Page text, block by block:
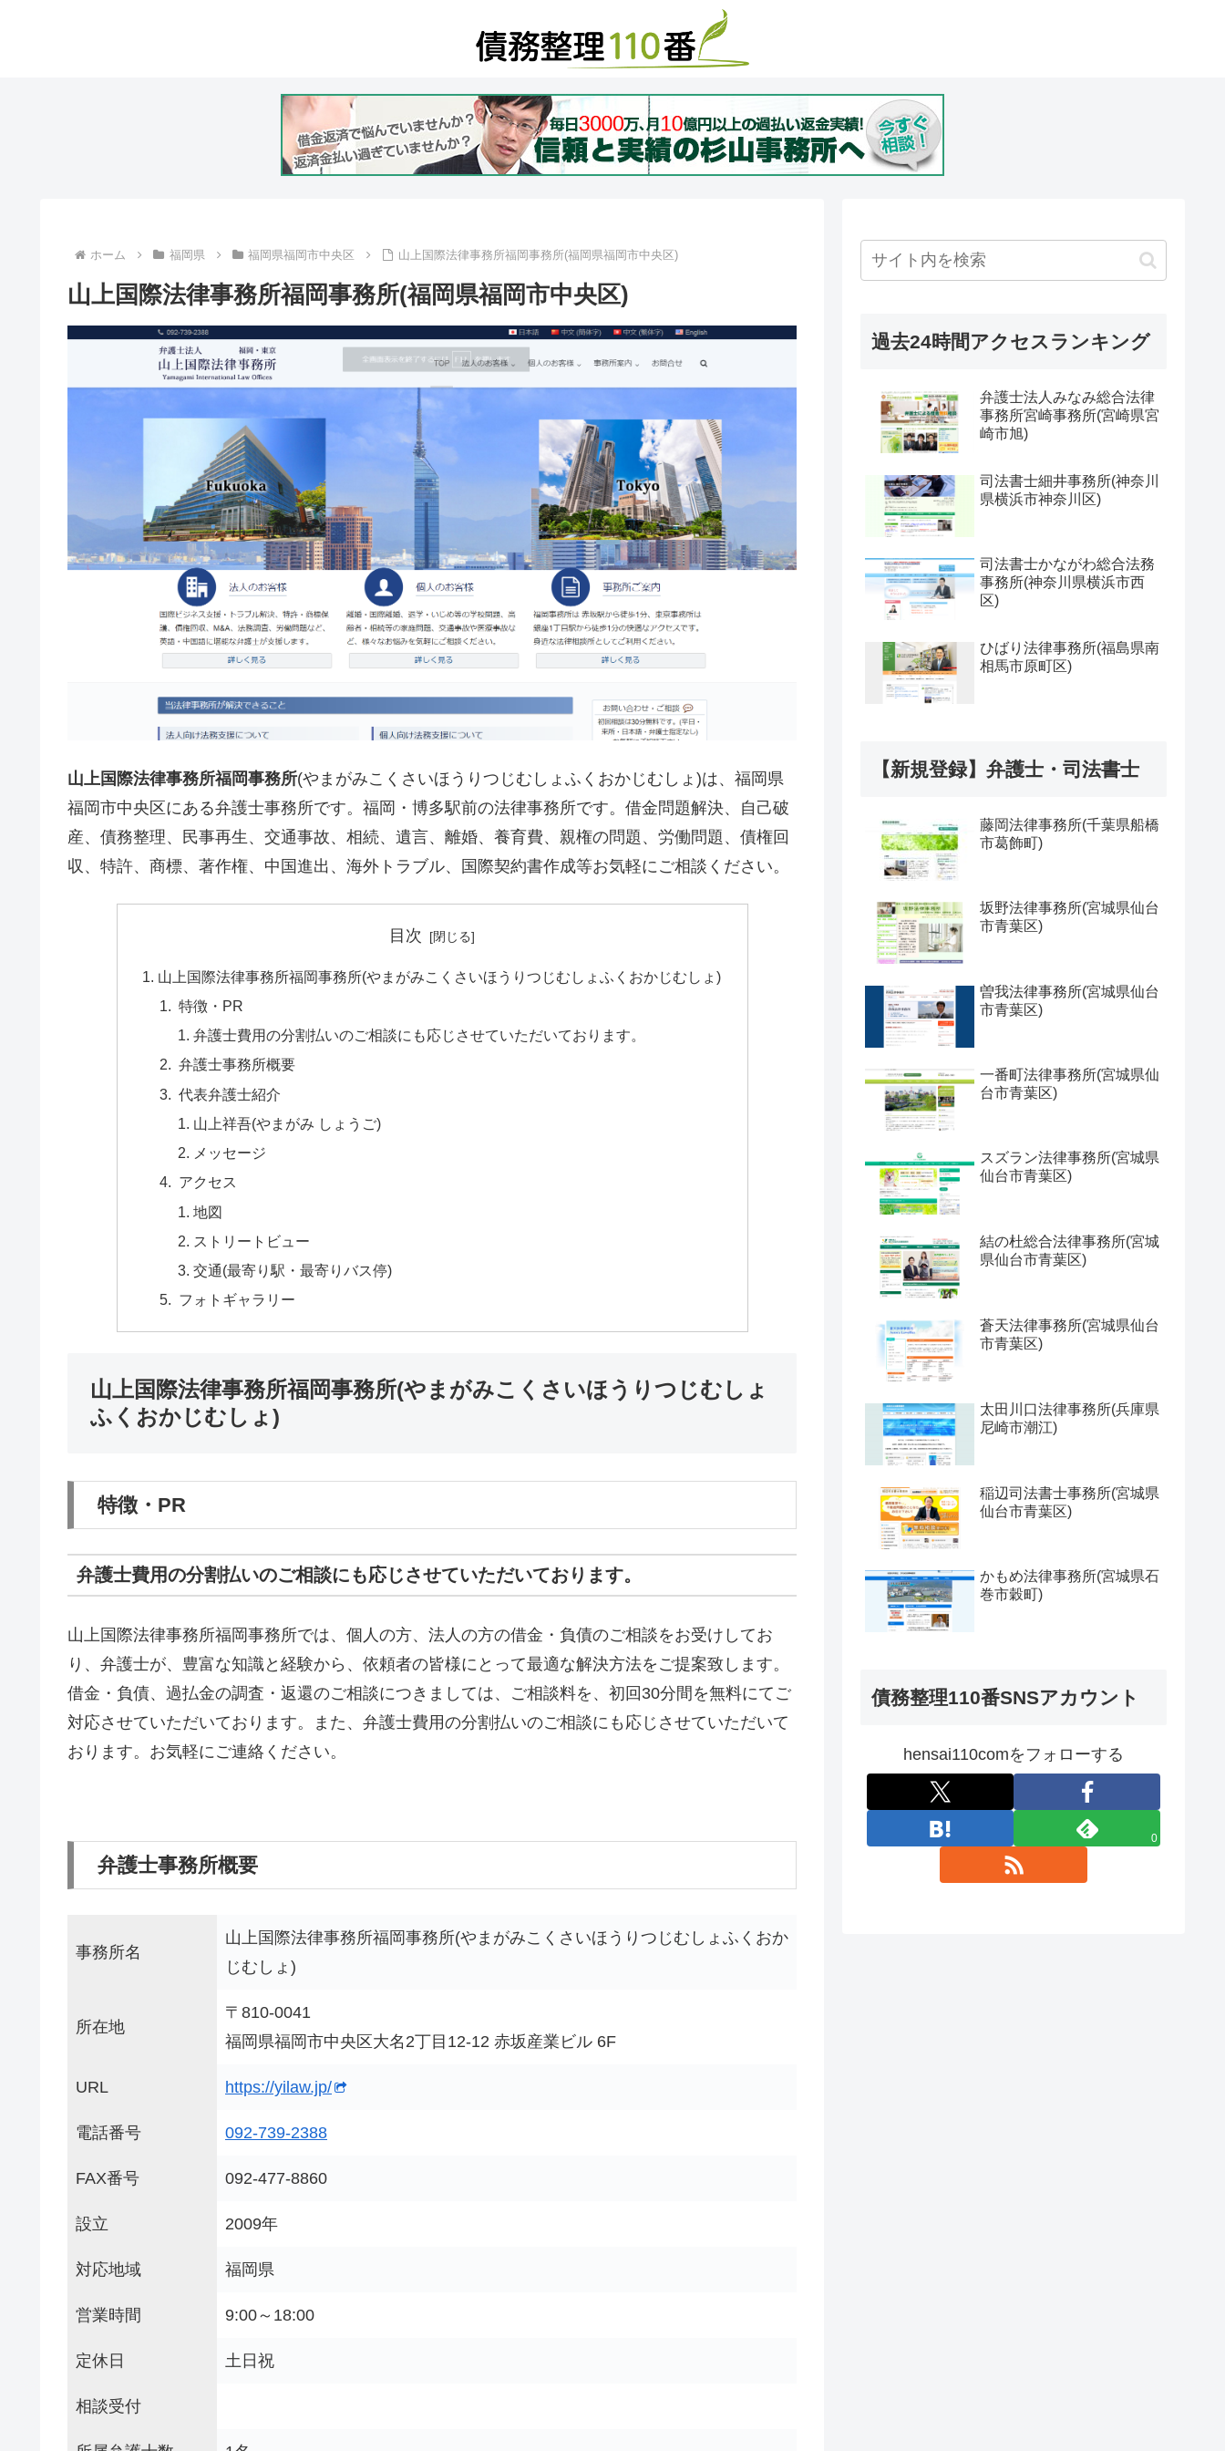
ホーム 福岡県 福岡県福岡市中央区 山上国際法律事務所福岡事務所(福岡県福岡市中央区)
山上国際法律事務所福岡事務所(福岡県福岡市中央区)
山上国際法律事務所福岡事務所(やまがみこくさいほうりつじむしょふくおかじむしょ)は、福岡県
福岡市中央区にある弁護士事務所です。福岡・博多駅前の法律事務所です。借金問題解決、自己破
産、債務整理、民事再生、交通事故、相続、遺言、離婚、養育費、親権の問題、労働問題、債権回
収、特許、商標、著作権、中国進出、海外トラブル、国際契約書作成等お気軽にご相談ください。
目次
山上国際法律事務所福岡事務所(やまがみこくさいほうりつじむしょふくおかじむしょ)
特徴・PR
弁護士費用の分割払いのご相談にも応じさせていただいております。
弁護士事務所概要
代表弁護士紹介
山上祥吾(やまがみ しょうご)
メッセージ
アクセス
地図
ストリートビュー
交通(最寄り駅・最寄りバス停)
フォトギャラリー
山上国際法律事務所福岡事務所(やまがみこくさいほうりつじむしょ
ふくおかじむしょ)
特徴・PR
弁護士費用の分割払いのご相談にも応じさせていただいております。
山上国際法律事務所福岡事務所では、個人の方、法人の方の借金・負債のご相談をお受けしてお
り、弁護士が、豊富な知識と経験から、依頼者の皆様にとって最適な解決方法をご提案致します。
借金・負債、過払金の調査・返還のご相談につきましては、ご相談料を、初回30分間を無料にてご
対応させていただいております。また、弁護士費用の分割払いのご相談にも応じさせていただいて
おります。お気軽にご連絡ください。
弁護士事務所概要
事務所名
山上国際法律事務所福岡事務所(やまがみこくさいほうりつじむしょふくおか
じむしょ)
所在地
〒810-0041
福岡県福岡市中央区大名2丁目12-12 赤坂産業ビル 6F
URL https://yilaw.jp/
電話番号 092-739-2388
FAX番号 092-477-8860
設立 2009年
対応地域 福岡県
営業時間 9:00～18:00
定休日 土日祝
相談受付
過去24時間アクセスランキング
弁護士法人みなみ総合法律
事務所宮崎事務所(宮崎県宮
崎市旭)
司法書士細井事務所(神奈川
県横浜市神奈川区)
司法書士かながわ総合法務
事務所(神奈川県横浜市西
区)
ひばり法律事務所(福島県南
相馬市原町区)
【新規登録】弁護士・司法書士
藤岡法律事務所(千葉県船橋
市葛飾町)
坂野法律事務所(宮城県仙台
市青葉区)
曽我法律事務所(宮城県仙台
市青葉区)
一番町法律事務所(宮城県仙
台市青葉区)
スズラン法律事務所(宮城県
仙台市青葉区)
結の杜総合法律事務所(宮城
県仙台市青葉区)
蒼天法律事務所(宮城県仙台
市青葉区)
太田川口法律事務所(兵庫県
尼崎市潮江)
稲辺司法書士事務所(宮城県
仙台市青葉区)
かもめ法律事務所(宮城県石
巻市穀町)
債務整理110番SNSアカウント
hensai110comをフォローする
0